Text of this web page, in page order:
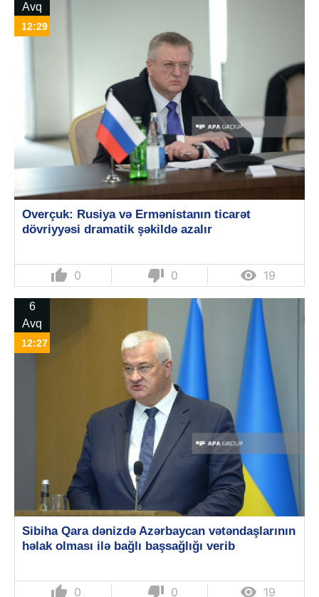
Avq
12:29
Overçuk: Rusiya və Ermənistanın ticarət
dövriyyəsi dramatik şəkildə azalır
thumb_up 0 thumb_down 0  19
6
Avq
12:27
Sibiha Qara dənizdə Azərbaycan vətəndaşlarının
həlak olması ilə bağlı başsağlığı verib
thumb_up 0 thumb_down 0  19